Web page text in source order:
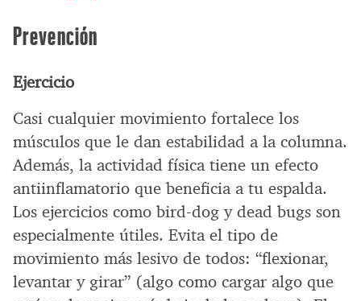
Prevención
Ejercicio
Casi cualquier movimiento fortalece los
músculos que le dan estabilidad a la columna.
Además, la actividad física tiene un efecto
antiinflamatorio que beneficia a tu espalda.
Los ejercicios como bird-dog y dead bugs son
especialmente útiles. Evita el tipo de
movimiento más lesivo de todos: “flexionar,
levantar y girar” (algo como cargar algo que